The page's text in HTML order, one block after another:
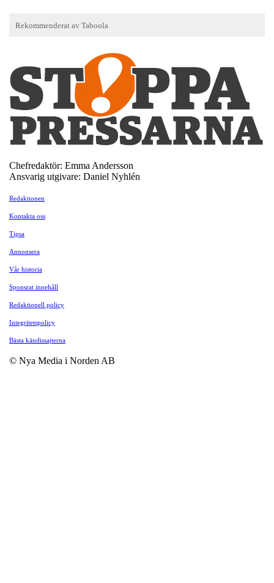
Chefredaktör: Emma Andersson
Ansvarig utgivare: Daniel Nyhlén
Redaktionen
Kontakta oss
Tipsa
Annonsera
Vår historia
Sponsrat innehåll
Redaktionell policy
Integritetspolicy
Bästa kändissajterna
© Nya Media i Norden AB